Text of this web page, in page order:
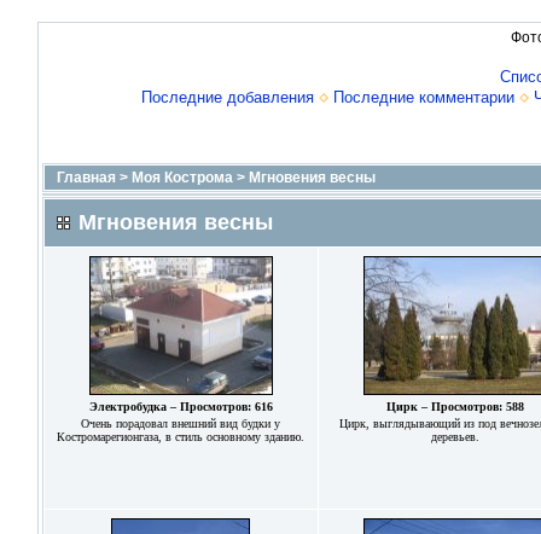
Последние добавления
Последние комментарии
Главная > Моя Кострома> Мгновения весны
Мгновения весны
Электробудка – Просмотров: 616
Очень порадовал внешний вид будки у
Костромарегионгаза, в стиль основному зданию.
Цирк – Просмотров: 588
Цирк, выглядывающий из под
деревьев.